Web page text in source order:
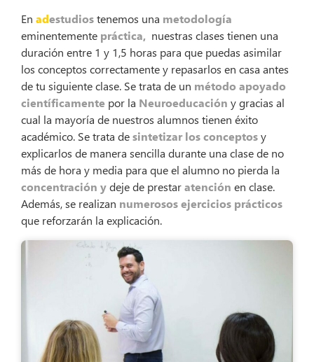
En adestudiostenemos una metodología
eminentemente práctica, nuestras clases tienen una
duración entre 1 y 1,5 horas para que puedas asimilar
los conceptos correctamente y repasarlos en casa antes
de tu siguiente clase. Se trata de un método apoyado
científicamente por la Neuroeducación y gracias al
cual la mayoría de nuestros alumnos tienen éxito
académico. Se trata desintetizar los conceptosy
explicarlos de manera sencilla durante una clase de no
más de hora y media para que el alumno no pierda la
concentración ydeje de prestaratención en clase.
Además, se realizan numerosos ejercicios prácticos
que reforzarán la explicación.